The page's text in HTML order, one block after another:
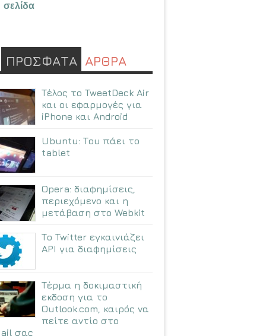
σελίδα
ΠΡΟΣΦΑΤΑ ΑΡΘΡΑ
Τέλος το TweetDeck Air
και οι εφαρμογές για
iPhone και Android
Ubuntu: Tου πάει το
tablet
Opera: διαφημίσεις,
περιεχόμενο και η
μετάβαση στο Webkit
Το Twitter εγκαινιάζει
API για διαφημίσεις
Τέρμα η δοκιμαστική
εκδοση για το
Outlook.com, καιρός να
πείτε αντίο στο
σας